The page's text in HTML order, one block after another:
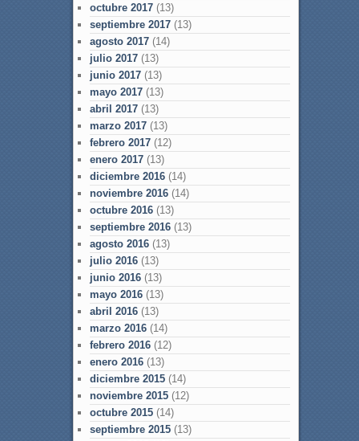
octubre 2017(13)
septiembre 2017(13)
agosto 2017(14)
julio 2017(13)
junio 2017(13)
mayo 2017(13)
abril 2017(13)
marzo 2017(13)
febrero 2017(12)
enero 2017(13)
diciembre 2016(14)
noviembre 2016(14)
octubre 2016(13)
septiembre 2016(13)
agosto 2016(13)
julio 2016(13)
junio 2016(13)
mayo 2016(13)
abril 2016(13)
marzo 2016(14)
febrero 2016(12)
enero 2016(13)
diciembre 2015(14)
noviembre 2015(12)
octubre 2015(14)
septiembre 2015(13)